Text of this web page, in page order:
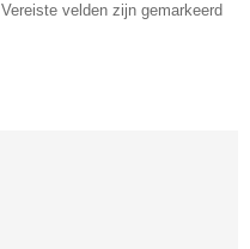
Vereiste velden zijn gemarkeerd